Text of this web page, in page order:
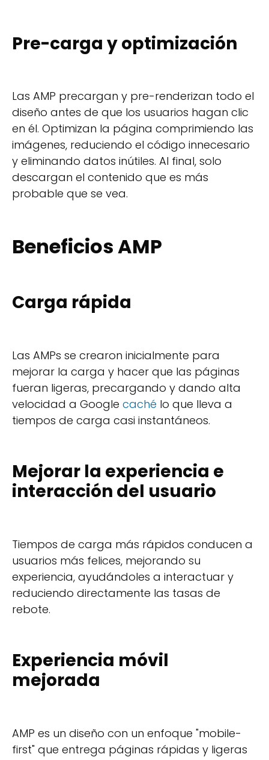
Pre-carga y optimización
Las AMP precargan y pre-renderizan todo el
diseño antes de que los usuarios hagan clic
en él. Optimizan la página comprimiendo las
imágenes, reduciendo el código innecesario
y eliminando datos inútiles. Al final, solo
descargan el contenido que es más
probable que se vea.
Beneficios AMP
Carga rápida
Las AMPs se crearon inicialmente para
mejorar la carga y hacer que las páginas
fueran ligeras, precargando y dando alta
velocidad a Google caché lo que lleva a
tiempos de carga casi instantáneos.
Mejorar la experiencia e
interacción del usuario
Tiempos de carga más rápidos conducen a
usuarios más felices, mejorando su
experiencia, ayudándoles a interactuar y
reduciendo directamente las tasas de
rebote.
Experiencia móvil
mejorada
AMP es un diseño con un enfoque "mobile-
first" que entrega páginas rápidas y ligeras